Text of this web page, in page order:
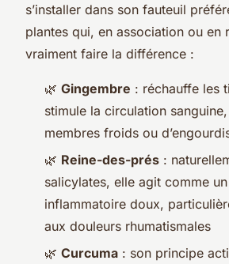
s’installer dans son fauteuil
plantes qui, en association ou en
vraiment faire la différence :
🌿 Gingembre : réchauffe les
stimule la circulation
membres froids ou
🌿 Reine-des-prés :
salicylates, elle agit comme
inflammatoire doux,
aux douleurs rhumatismales
🌿 Curcuma : son principe